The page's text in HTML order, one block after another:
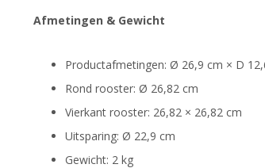
Afmetingen & Gewicht
Productafmetingen: Ø 26,9 cm × D
Rond rooster: Ø 26,82 cm
Vierkant rooster: 26,82 × 26,82 cm
Uitsparing: Ø 22,9 cm
Gewicht: 2 kg